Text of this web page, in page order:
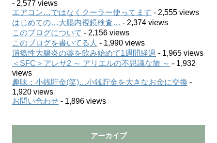
- 2,577 views
エアコン…ではなくクーラー使ってます - 2,555 views
はじめての…大腸内視鏡検査… - 2,374 views
このブログについて - 2,156 views
このブログを書いてる人 - 1,990 views
潰瘍性大腸炎の薬を飲み始めて1週間経過 - 1,965 views
＜SFC＞アレサ2 ～ アリエルの不思議な旅 ～ - 1,932
views
趣味：小銭貯金(笑)…小銭貯金を大きなお金に交換 -
1,920 views
お問い合わせ - 1,896 views
アーカイブ